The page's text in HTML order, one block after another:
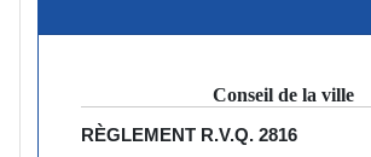
Conseil de la ville
RÈGLEMENT R.V.Q. 2816